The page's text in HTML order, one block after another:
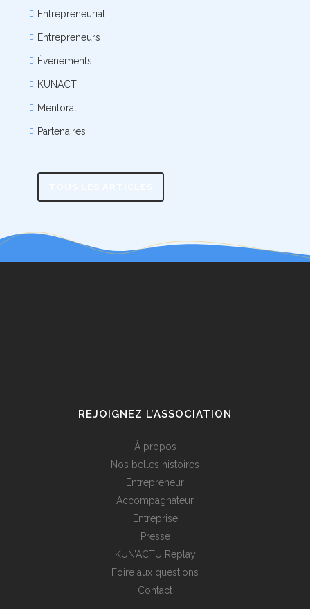
Entrepreneuriat
Entrepreneurs
Évènements
KUNACT
Mentorat
Partenaires
REJOIGNEZ L’ASSOCIATION
À propos
Nos belles histoires
Entrepreneur
Accompagnateur
Entreprise
Presse
KUN’ACTU Replay
Foire aux questions
Contact